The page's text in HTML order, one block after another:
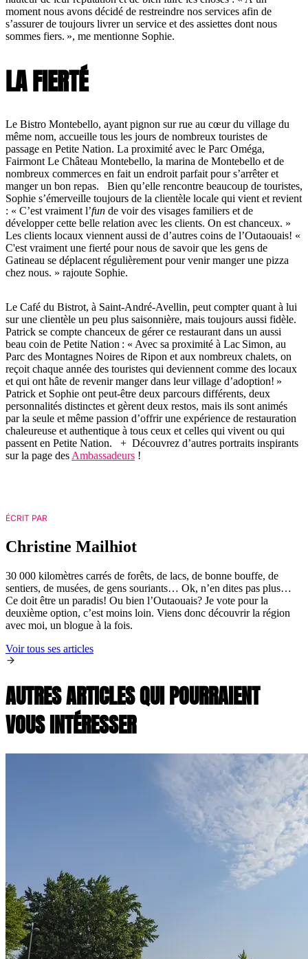
moment nous avons décidé de restreindre nos services afin de
s’assurer de toujours livrer un service et des assiettes dont nous
sommes fiers. », me mentionne Sophie.
LA FIERTÉ
Le Bistro Montebello, ayant pignon sur rue au cœur du village du
même nom, accueille tous les jours de nombreux touristes de
passage en Petite Nation. La proximité avec le Parc Oméga,
Fairmont Le Château Montebello, la marina de Montebello et de
nombreux commerces en fait un endroit parfait pour s’arrêter et
manger un bon repas. Bien qu’elle rencontre beaucoup de touristes,
Sophie s’émerveille toujours de la clientèle locale qui vient et revient
: « C’est vraiment l’fun de voir des visages familiers et de
développer cette belle relation avec les clients. On est chanceux. »
Les clients locaux viennent aussi de d’autres coins de l’Outaouais! «
C'est vraiment une fierté pour nous de savoir que les gens de
Gatineau se déplacent régulièrement pour venir manger une pizza
chez nous. » rajoute Sophie.
Le Café du Bistrot, à Saint-André-Avellin, peut compter quant à lui
sur une clientèle un peu plus saisonnière, mais toujours aussi fidèle.
Patrick se compte chanceux de gérer ce restaurant dans un aussi
beau coin de Petite Nation : « Avec sa proximité à Lac Simon, au
Parc des Montagnes Noires de Ripon et aux nombreux chalets, on
reçoit chaque année des touristes qui deviennent comme des locaux
et qui ont hâte de revenir manger dans leur village d’adoption! »
Patrick et Sophie ont peut-être deux parcours différents, deux
personnalités distinctes et gèrent deux restos, mais ils sont animés
par la seule et même passion d’offrir une expérience de restauration
chaleureuse et authentique à tous ceux et celles qui vivent ou qui
passent en Petite Nation. + Découvrez d’autres portraits inspirants
sur la page des Ambassadeurs !
ÉCRIT PAR
Christine Mailhiot
30 000 kilomètres carrés de forêts, de lacs, de bonne bouffe, de
sentiers, de musées, de gens souriants… Ok, n’en dites pas plus…
Ce doit être un paradis! Ou bien l’Outaouais? Je vote pour la
deuxième option, c’est moins loin. Viens donc découvrir la région
avec moi, un blogue à la fois.
Voir tous ses articles
AUTRES ARTICLES QUI POURRAIENT
VOUS INTÉRESSER